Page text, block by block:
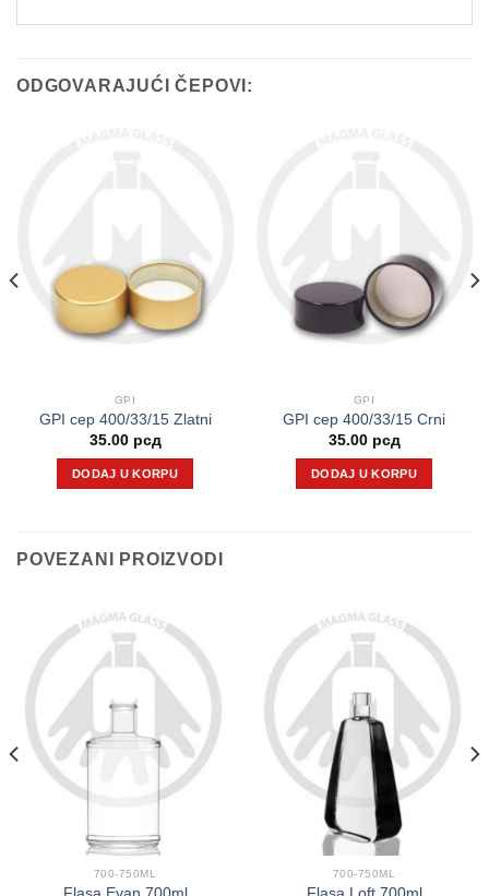
ODGOVARAJUĆI ČEPOVI:
GPI
GPI cep 400/33/15 Zlatni
35.00 рсд
DODAJ U KORPU
GPI
GPI cep 400/33/15 Crni
35.00 рсд
DODAJ U KORPU
POVEZANI PROIZVODI
700-750ML 700-750ML